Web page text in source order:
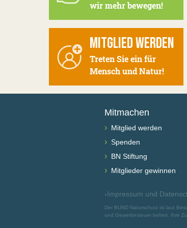
wir mehr bewegen!
MITGLIED WERDEN
Treten Sie ein für
Mensch und Natur!
Mitmachen
› Mitglied werden
› Spenden
› BN Stiftung
› Mitglieder gewinnen
›Impressum und
Der BUND Naturschutz ist laut
und Gewerbesteuer befreit. Ihre